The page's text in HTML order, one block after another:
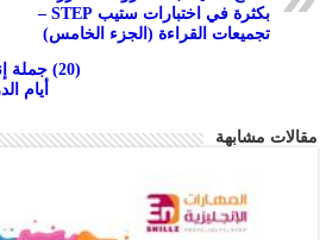
p
p
بكثرة في اختبارات ستيب STEP –
تجميعات القراءة (الجزء الخامس)
(20)
أيام
مقالات مشابهة